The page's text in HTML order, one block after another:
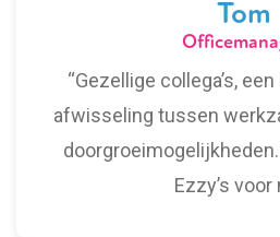
Tom
“Gezellige collega’s,
afwisseling tussen
Ezzy’s voor